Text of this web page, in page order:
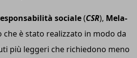
sociale(CSR), Mela-
è stato realizzato in modo da
più leggeri che richiedono meno